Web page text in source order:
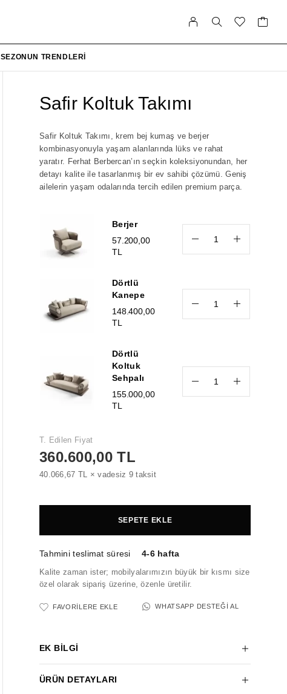
SEZONUN TRENDLERI
Safir Koltuk Takımı
Safir Koltuk Takımı, krem bej kumaş ve berjer
kombinasyonuyla yaşam alanlarında lüks ve rahat
yaratır. Ferhat Berbercan’ın seçkin koleksiyonundan, her
detayı kalite ile tasarlanmış bir ev sahibi çözümü. Geniş
ailelerin yaşam odalarında tercih edilen premium parça.
Berjer
57.200,00
TL
Dörtlü
Kanepe
148.400,00
TL
Dörtlü
Koltuk
Sehpalı
155.000,00
TL
T. Edilen Fiyat
360.600,00 TL
40.066,67 TL × vadesiz 9 taksit
SEPETE EKLE
Tahmini teslimat süresi 4-6 hafta
Kalite zaman ister; mobilyalarımızın büyük bir kısmı size
özel olarak sipariş üzerine, özenle üretilir.
FAVORILERE EKLE WHATSAPP DESTEĞI AL
EK BILGI
ÜRÜN DETAYLARI